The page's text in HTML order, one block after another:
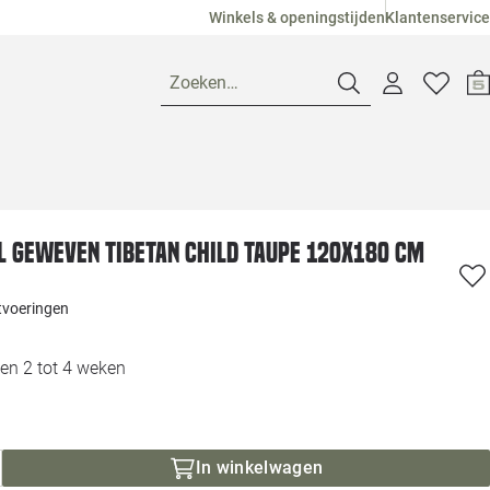
Winkels & openingstijdenKlantenservice
Zoeken…
Pagina suggesties
Loods 5
geweven Tibetan Child taupe 120x180 cm
2 tot 4 weken
In winkelwagen